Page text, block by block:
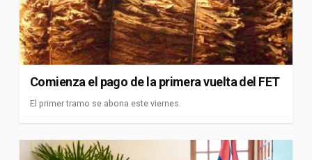
Comienza el pago de la primera vuelta del FET
El primer tramo se abona este viernes.